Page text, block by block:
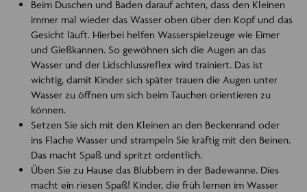
Beim Duschen und Baden darauf achten, dass den Kleinen
immer mal wieder das Wasser oben über den Kopf und das
Gesicht läuft. Hierbei helfen Wasserspielzeuge wie Eimer
und Gießkannen. So gewöhnen sich die Augen an das
Wasser und der Lidschlussreflex wird trainiert. Das ist
wichtig, damit Kinder sich später trauen die Augen unter
Wasser zu öffnen um sich beim Tauchen orientieren zu
können.
Setzen Sie sich mit den Kleinen an den Beckenrand oder
ins Flache Wasser und strampeln Sie kräftig mit den Beinen.
Das macht Spaß und spritzt ordentlich.
Üben Sie zu Hause das Blubbern in der Badewanne. Dies
macht ein riesen Spaß! Kinder, die früh lernen im Wasser